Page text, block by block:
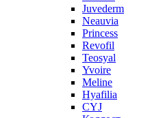
Juvederm
Neauvia
Princess
Revofil
Teosyal
Yvoire
Meline
Hyafilia
CYJ